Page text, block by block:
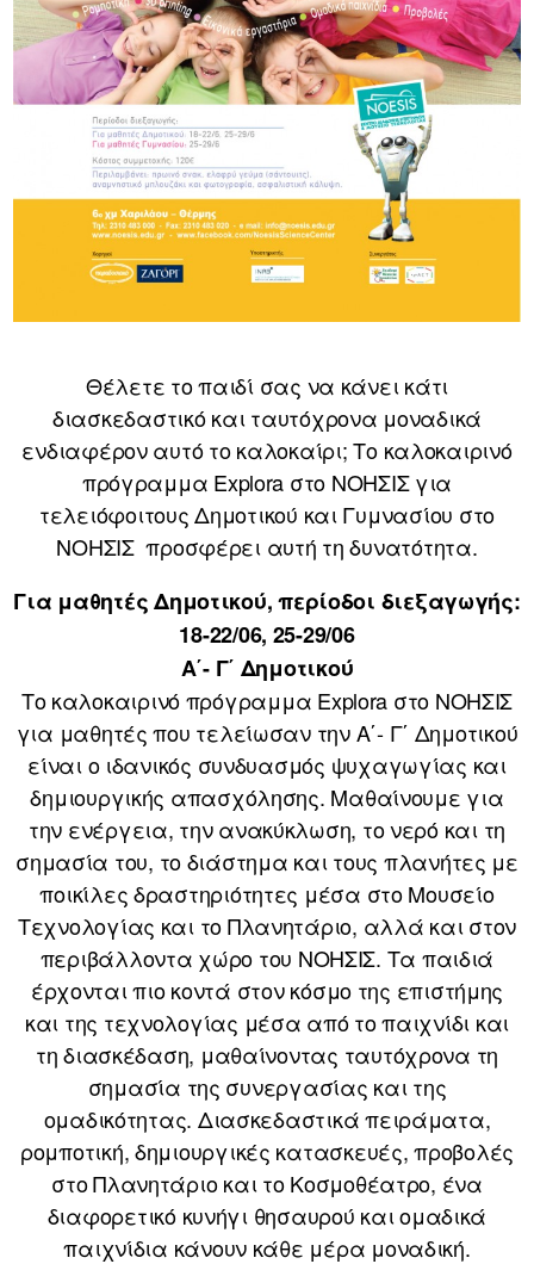
Θέλετε το παιδί σας να κάνει κάτι
διασκεδαστικό και ταυτόχρονα μοναδικά
ενδιαφέρον αυτό το καλοκαίρι; Το καλοκαιρινό
πρόγραμμα Explora στο ΝΟΗΣΙΣ για
τελειόφοιτους Δημοτικού και Γυμνασίου στο
ΝΟΗΣΙΣ προσφέρει αυτή τη δυνατότητα.
Για μαθητές Δημοτικού, περίοδοι διεξαγωγής:
18-22/06, 25-29/06
Α΄- Γ΄ Δημοτικού
Το καλοκαιρινό πρόγραμμα Explora στο ΝΟΗΣΙΣ
για μαθητές που τελείωσαν την Α΄- Γ΄ Δημοτικού
είναι ο ιδανικός συνδυασμός ψυχαγωγίας και
δημιουργικής απασχόλησης. Μαθαίνουμε για
την ενέργεια, την ανακύκλωση, το νερό και τη
σημασία του, το διάστημα και τους πλανήτες με
ποικίλες δραστηριότητες μέσα στο Μουσείο
Τεχνολογίας και το Πλανητάριο, αλλά και στον
περιβάλλοντα χώρο του ΝΟΗΣΙΣ. Τα παιδιά
έρχονται πιο κοντά στον κόσμο της επιστήμης
και της τεχνολογίας μέσα από το παιχνίδι και
τη διασκέδαση, μαθαίνοντας ταυτόχρονα τη
σημασία της συνεργασίας και της
ομαδικότητας. Διασκεδαστικά πειράματα,
ρομποτική, δημιουργικές κατασκευές, προβολές
στο Πλανητάριο και το Κοσμοθέατρο, ένα
διαφορετικό κυνήγι θησαυρού και ομαδικά
παιχνίδια κάνουν κάθε μέρα μοναδική.